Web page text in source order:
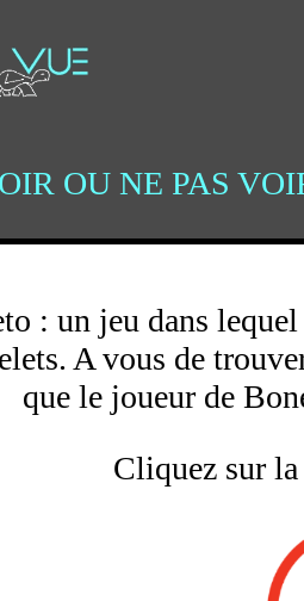
OU NE PAS
: un jeu dans
A vous de
que le joueur de
Cliquez sur